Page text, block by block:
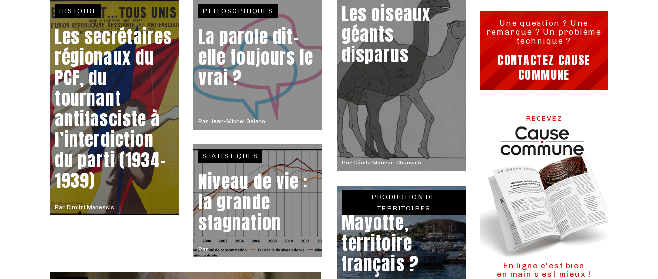
Par Cécile Mourer-Chauviré
Les oiseaux
géants
disparus
ParDimitri Manessis
HISTOIRE
Les secrétaires
régionaux du
PCF, du
tournant
antifasciste à
l’interdiction
du parti (1934-
1939)
Par Jean-Michel Galano
PHILOSOPHIQUES
La parole dit-
elle toujours le
vrai ?
Par
STATISTIQUES
Niveau de vie :
la grande
stagnation
PRODUCTION DE
TERRITOIRES
Mayotte,
territoire
français ?
Une question ? Une
remarque ? Un problème
technique ?
CONTACTEZ CAUSE
COMMUNE
RECEVEZ
En ligne c'est bien
en main c'est mieux !